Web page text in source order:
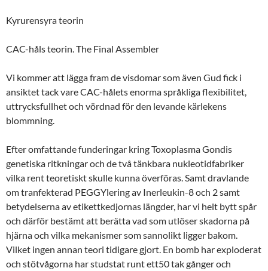
Kyrurensyra teorin
CAC-håls teorin. The Final Assembler
Vi kommer att lägga fram de visdomar som även Gud fick i
ansiktet tack vare CAC-hålets enorma språkliga flexibilitet,
uttrycksfullhet och vördnad för den levande kärlekens
blommning.
Efter omfattande funderingar kring Toxoplasma Gondis
genetiska ritkningar och de två tänkbara nukleotidfabriker
vilka rent teoretiskt skulle kunna överföras. Samt dravlande
om tranfekterad PEGGYlering av Inerleukin-8 och 2 samt
betydelserna av etikettkedjornas längder, har vi helt bytt spår
och därför bestämt att berätta vad som utlöser skadorna på
hjärna och vilka mekanismer som sannolikt ligger bakom.
Vilket ingen annan teori tidigare gjort. En bomb har exploderat
och stötvågorna har studstat runt ett50 tak gånger och